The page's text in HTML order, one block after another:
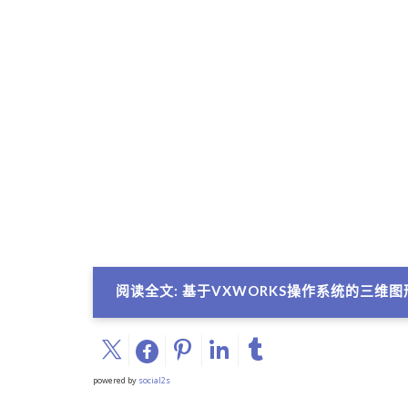
阅读全文: 基于VXWORKS操作系统的三维图
powered by social2s